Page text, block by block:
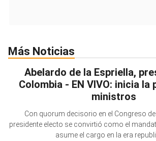
Más Noticias
Abelardo de la Espriella,
Colombia - EN VIVO: inicia la
ministros
Con quorum decisorio en el Congreso de
presidente electo se convirtió como el
asume el cargo en la era